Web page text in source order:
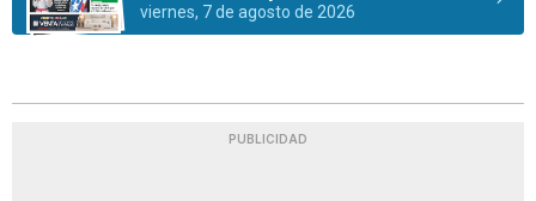
viernes, 7 de agosto de 2026
PUBLICIDAD